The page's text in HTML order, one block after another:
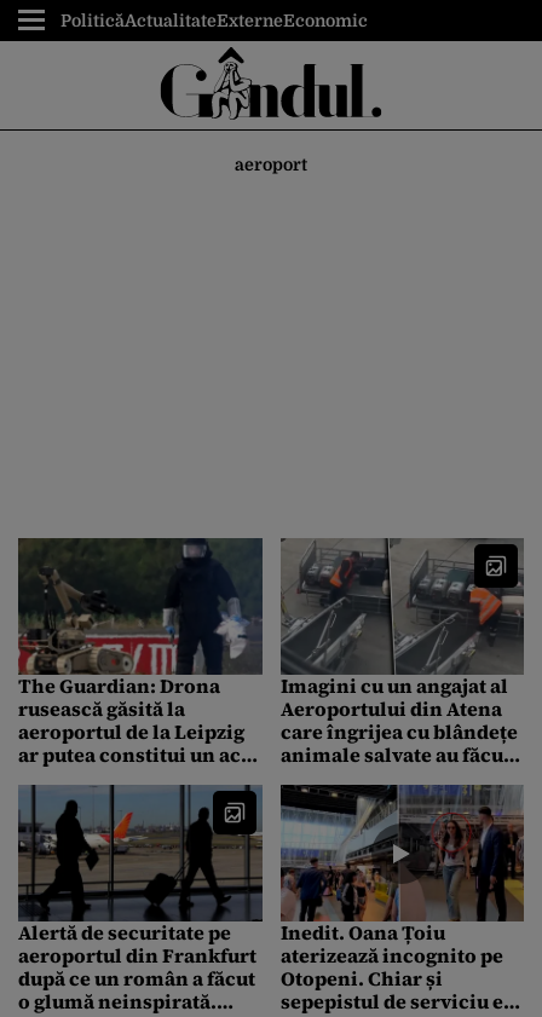
PoliticăActualitateExterneEconomic
aeroport
The Guardian: Drona
rusească găsită la
aeroportul de la Leipzig
ar putea constitui un act
tensiunilor NATO-Rusia
Imagini cu un angajat al
Aeroportului din Atena
care îngrijea cu blândețe
animale salvate au făcut
comentarii au stârnit
Alertă de securitate pe
aeroportul din Frankfurt
după ce un român a făcut
o glumă neinspirată.
Inedit. Oana Țoiu
aterizează incognito pe
Otopeni. Chiar și
sepepistul de serviciu era